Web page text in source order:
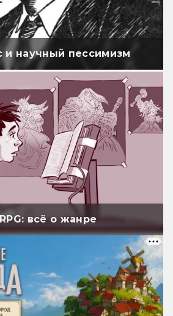
и научный пессимизм
всё о жанре